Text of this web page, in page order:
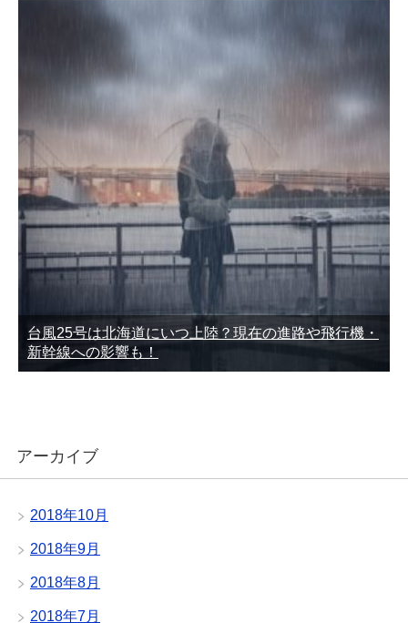
台風25号は北海道にいつ上陸？現在の進路や飛行機・
新幹線への影響も！
アーカイブ
2018年10月
2018年9月
2018年8月
2018年7月